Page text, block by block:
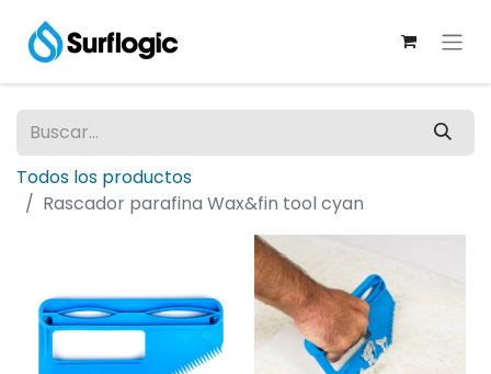
Todos los productos
Rascador parafina Wax&fin tool cyan